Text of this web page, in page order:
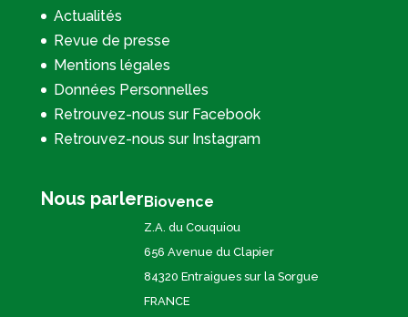
Actualités
Revue de presse
Mentions légales
Données Personnelles
Retrouvez-nous sur Facebook
Retrouvez-nous sur Instagram
Nous parlerBiovence
Z.A. du Couquiou
656 Avenue du Clapier
84320 Entraigues sur la Sorgue
FRANCE